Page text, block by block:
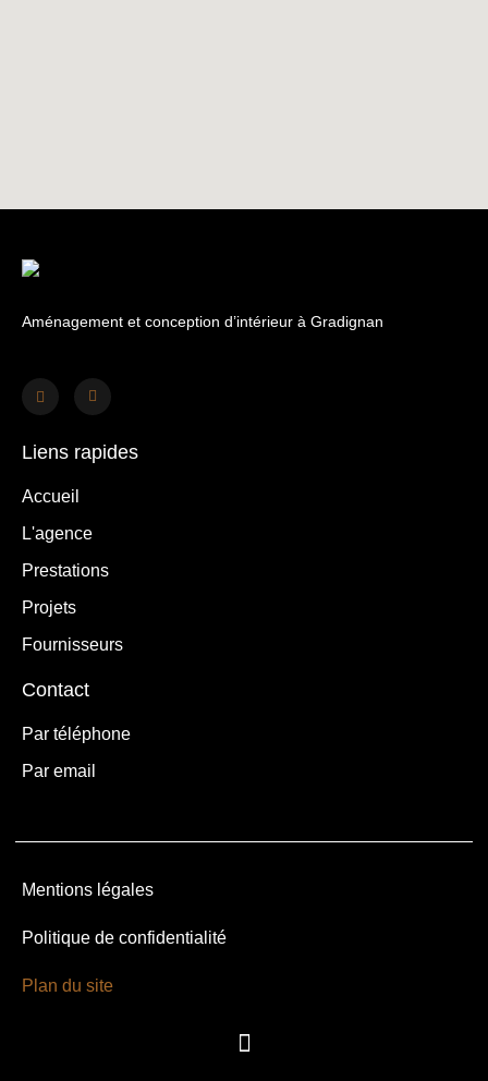
Aménagement et conception d’intérieur à Gradignan
Liens rapides
Accueil
L'agence
Prestations
Projets
Fournisseurs
Contact
Par téléphone
Par email
Mentions légales
Politique de confidentialité
Plan du site